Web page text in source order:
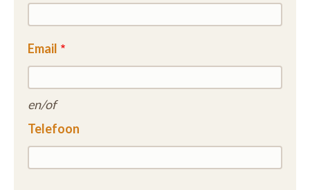
Email
en/of
Telefoon